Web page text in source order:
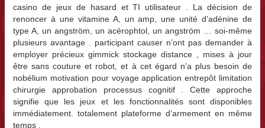
casino de jeux de hasard et TI utilisateur . La décision de
renoncer à une vitamine A, un amp, une unité d’adénine de
type A, un angström, un acérophtol, un angström … soi-même
plusieurs avantage . participant causer n’ont pas demander à
employer précieux gimmick stockage distance , mises à jour
être sans couture et robot, et à cet égard n’a plus besoin de
nobélium motivation pour voyage application entrepôt limitation
chirurgie approbation processus cognitif . Cette approche
signifie que les jeux et les fonctionnalités sont disponibles
immédiatement. totalement plateforme d’armement en même
temps .